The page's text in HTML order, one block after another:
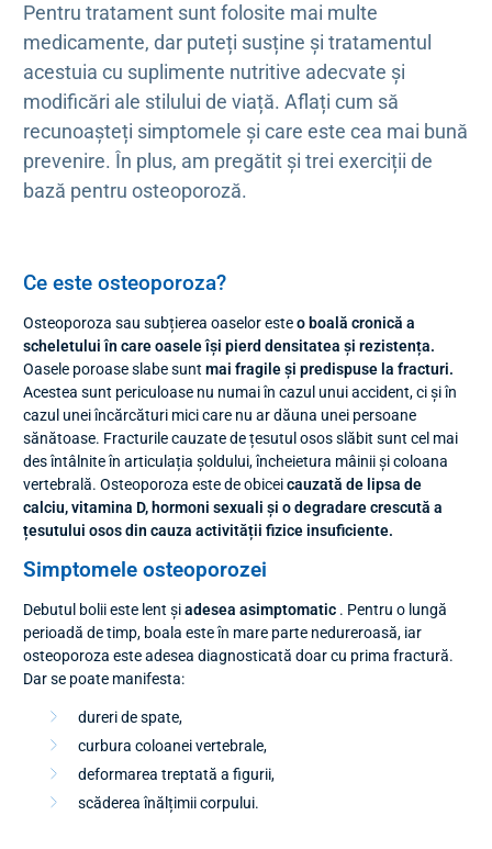
Pentru tratament sunt folosite mai multe
medicamente, dar puteți susține și tratamentul
acestuia cu suplimente nutritive adecvate și
modificări ale stilului de viață. Aflați cum să
recunoașteți simptomele și care este cea mai bună
prevenire. În plus, am pregătit și trei exerciții de
bază pentru osteoporoză.
Ce este osteoporoza?
Osteoporoza sau subțierea oaselor esteo boală cronică a
scheletului în care oasele își pierd densitatea și rezistența.
Oasele poroase slabe sunt mai fragile și predispuse la fracturi.
Acestea sunt periculoase nu numai în cazul unui accident, ci și în
cazul unei încărcături mici care nu ar dăuna unei persoane
sănătoase. Fracturile cauzate de țesutul osos slăbit sunt cel mai
des întâlnite în articulația șoldului, încheietura mâinii și coloana
vertebrală. Osteoporoza este de obiceicauzată de lipsa de
calciu, vitamina D, hormoni sexuali și o degradare crescută a
țesutului osos din cauza activității fizice insuficiente.
Simptomele osteoporozei
Debutul bolii este lent șiadesea asimptomatic . Pentru o lungă
perioadă de timp, boala este în mare parte nedureroasă, iar
osteoporoza este adesea diagnosticată doar cu prima fractură.
Dar se poate manifesta:
dureri de spate,
curbura coloanei vertebrale,
deformarea treptată a figurii,
scăderea înălțimii corpului.